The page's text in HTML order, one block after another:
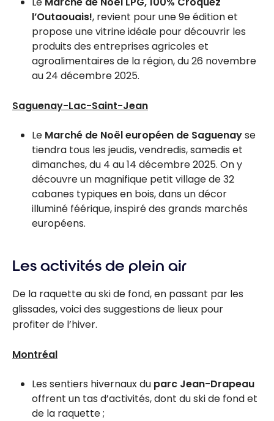
l’Outaouais!, revient pour une 9e édition et
propose une vitrine idéale pour découvrir les
produits des entreprises agricoles et
agroalimentaires de la région, du 26 novembre
au 24 décembre 2025.
Saguenay-Lac-Saint-Jean
Le Marché de Noël européen de Saguenayse
tiendra tous les jeudis, vendredis, samedis et
dimanches, du 4 au 14 décembre 2025. On y
découvre un magnifique petit village de 32
cabanes typiques en bois, dans un décor
illuminé féérique, inspiré des grands marchés
européens.
Les activités de plein air
De la raquette au ski de fond, en passant par les
glissades, voici des suggestions de lieux pour
profiter de l’hiver.
Montréal
Les sentiers hivernaux du parc Jean-Drapeau
offrent un tas d’activités, dont du ski de fond et
de la raquette ;